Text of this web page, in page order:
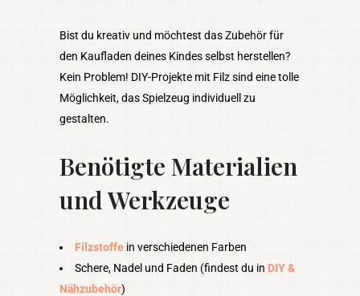
Bist du kreativ und möchtest das Zubehör für
den Kaufladen deines Kindes selbst herstellen?
Kein Problem! DIY-Projekte mit Filz sind eine tolle
Möglichkeit, das Spielzeug individuell zu
gestalten.
Benötigte Materialien
und Werkzeuge
Filzstoffe in verschiedenen Farben
Schere, Nadel und Faden (findest du in DIY &
Nähzubehör)